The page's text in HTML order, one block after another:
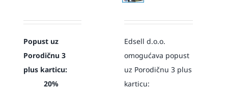
Popust uz
Porodičnu 3
plus karticu:
20%
Edsell d.o.o.
omogućava popust
uz Porodičnu 3 plus
karticu: